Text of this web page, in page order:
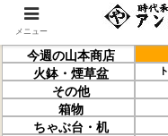
今週の山本商店
火鉢・煙草盆
その他
箱物
ちゃぶ台・机
メニュー